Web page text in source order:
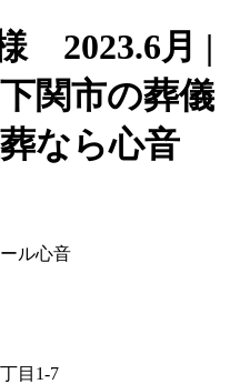
2023.6月 |
関市の葬儀
なら心音
目1-7